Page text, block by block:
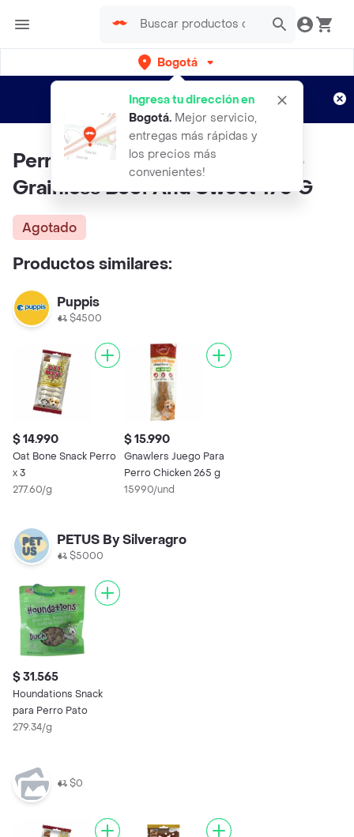
Bogotá
Ingresa tu dirección en
Bogotá. Mejor servicio,
entregas más rápidas y
los precios más
convenientes!
envíos gratis por semanas
Aplican TyC
Perro Total Ly Snack Para Perro
Grainless Beef And Sweet 170 G
Agotado
Productos similares:
Puppis
$4500
$ 14.990
Oat Bone Snack Perro
x 3
277.60/g
$ 15.990
Gnawlers Juego Para
Perro Chicken 265 g
15990/und
PETUS By Silveragro
$5000
$ 31.565
Houndations Snack
para Perro Pato
279.34/g
$0